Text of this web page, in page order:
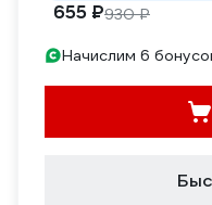
655 ₽930 ₽
Начислим 6